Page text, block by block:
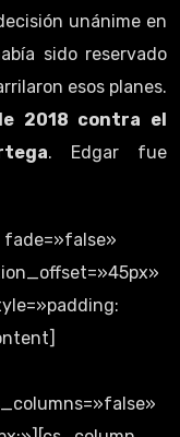
unánime en
sido reservado
esos planes.
2018 contra el
. Edgar fue